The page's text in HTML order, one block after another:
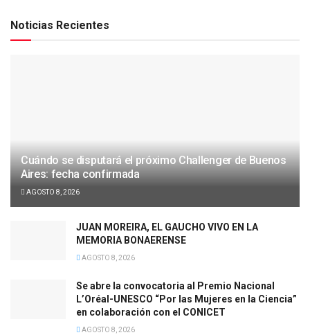
Noticias Recientes
Cuándo se disputará el próximo Challenger de Buenos
Aires: fecha confirmada
AGOSTO 8, 2026
JUAN MOREIRA, EL GAUCHO VIVO EN LA
MEMORIA BONAERENSE
AGOSTO 8, 2026
Se abre la convocatoria al Premio Nacional
L’Oréal-UNESCO “Por las Mujeres en la Ciencia”
en colaboración con el CONICET
AGOSTO 8, 2026